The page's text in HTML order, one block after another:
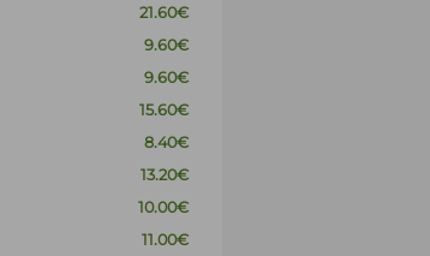
21.60€
9.60€
9.60€
15.60€
8.40€
13.20€
10.00€
11.00€